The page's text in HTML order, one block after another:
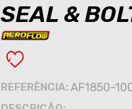
SEAL &
REFERÊNCIA: AF1850-